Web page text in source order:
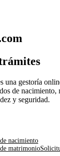
una gestoría
de
y seguridad.
nacimiento
matrimonio